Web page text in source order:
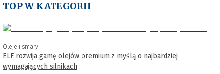
TOP W KATEGORII
Oleje i smary
ELF rozwija gamę olejów premium z myślą o najbardziej
wymagających silnikach